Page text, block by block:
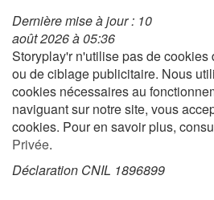
Dernière mise à jour : 10
août 2026 à 05:36
Storyplay'r n'utilise pas de
ou de ciblage publicitaire. Nous
cookies nécessaires au
naviguant sur notre site, vous
cookies. Pour en savoir plus,
Privée.
Déclaration CNIL 1896899